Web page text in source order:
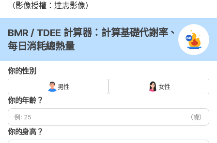
（影像授權：達志影像）
BMR / TDEE 計算器：計算基礎代謝率、
每日消耗總熱量
你的性別
男性 女性
你的年齡？
（歲）
你的身高？